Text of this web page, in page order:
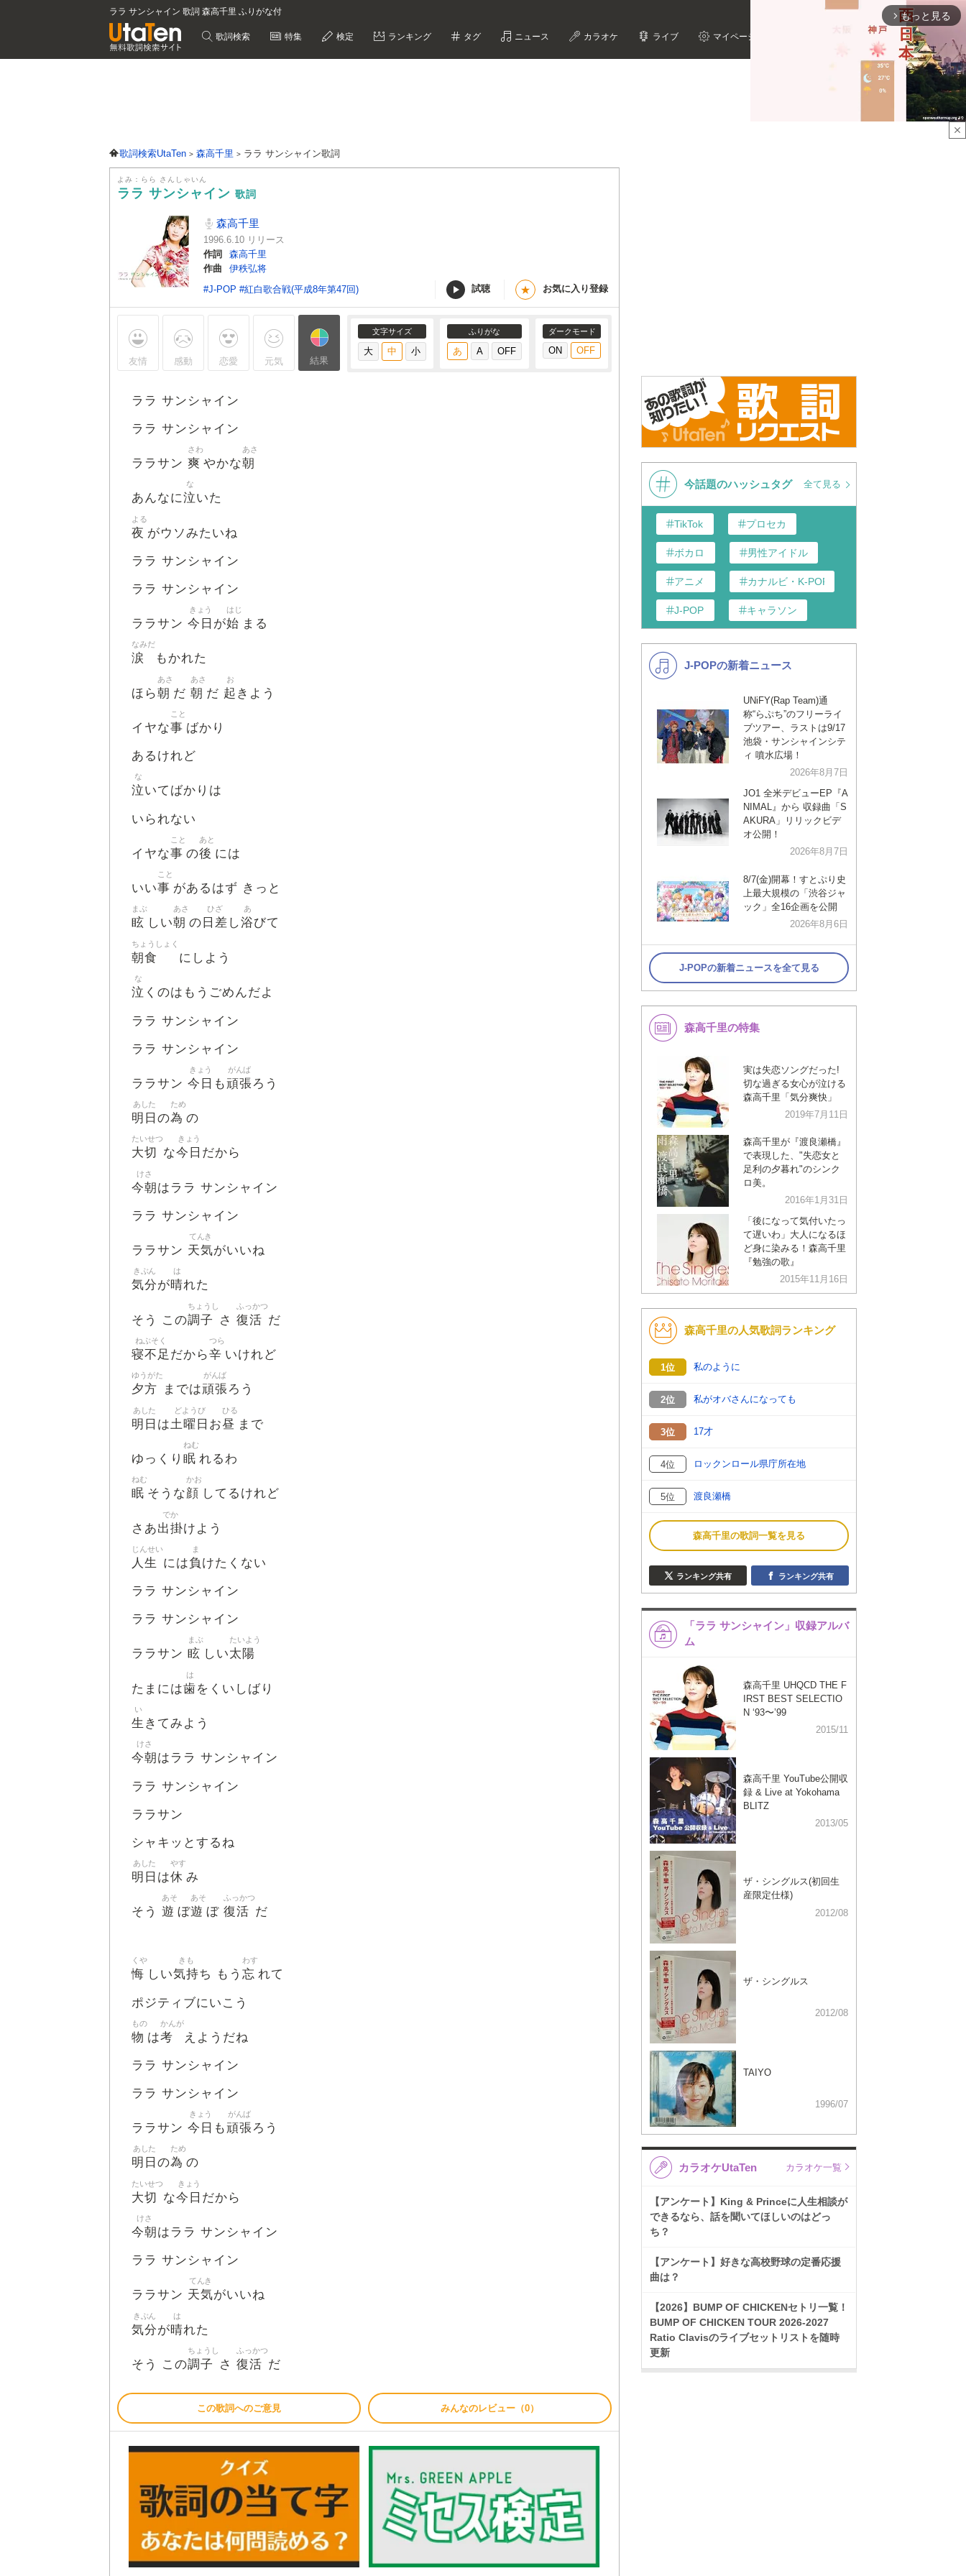
ララ サンシャイン 歌詞 森高千里 ふりがな付
歌詞検索 特集 検定 ランキング タグ ニュース カラオケ ライブ マイページ
歌詞検索UtaTen 森高千里 ララ サンシャイン歌詞
よみ：らら さんしゃいん
ララ サンシャイン 歌詞
森高千里
1996.6.10 リリース
作詞
森高千里
作曲
伊秩弘将
#J-POP #紅白歌合戦(平成8年第47回) 試聴 ★ お気に入り登録
友情 感動 恋愛 元気 結果
文字サイズ ふりがな ダークモード
ララ サンシャイン
ララ サンシャイン
ララサン 爽
さわ
やかな朝
あさ
あんなに泣
な
いた
夜
よる
がウソみたいね
ララ サンシャイン
ララ サンシャイン
ララサン 今日
きょう
が始
はじ
まる
涙
なみだ
もかれた
ほら朝
あさ
だ 朝
あさ
だ 起
お
きよう
イヤな事
こと
ばかり
あるけれど
泣
な
いてばかりは
いられない
イヤな事
こと
の後
あと
には
いい事
こと
があるはず きっと
眩
まぶ
しい朝
あさ
の 日差
ひざ
し浴
あ
びて
朝食
ちょうしょく
にしよう
泣
な
くのはもうごめんだよ
ララ サンシャイン
ララ サンシャイン
ララサン 今日
きょう
も頑張
がんば
ろう
明日
あした
の為
ため
の
大切
たいせつ
な今日
きょう
だから
今朝
けさ
はララ サンシャイン
ララ サンシャイン
ララサン 天気
てんき
がいいね
気分
きぶん
が晴
は
れた
そう この調子
ちょうし
さ 復活
ふっかつ
だ
寝不足
ねぶそく
だから辛
つら
いけれど
夕方
ゆうがた
までは頑張
がんば
ろう
明日
あした
は土曜日
どようび
お昼
ひる
まで
ゆっくり 眠
ねむ
れるわ
眠
ねむ
そうな顔
かお
してるけれど
さあ出掛
でか
けよう
人生
じんせい
には負
ま
けたくない
ララ サンシャイン
ララ サンシャイン
ララサン 眩
まぶ
しい太陽
たいよう
たまには歯
は
をくいしばり
生
い
きてみよう
今朝
けさ
はララ サンシャイン
ララ サンシャイン
ララサン
シャキッとするね
明日
あした
は休
やす
み
そう 遊
あそ
ぼ遊
あそ
ぼ 復活
ふっかつ
だ
悔
くや
しい気持
きも
ち もう 忘
わす
れて
ポジティブにいこう
物
もの
は考
かんが
えようだね
ララ サンシャイン
ララ サンシャイン
ララサン 今日
きょう
も頑張
がんば
ろう
明日
あした
の為
ため
の
大切
たいせつ
な今日
きょう
だから
今朝
けさ
はララ サンシャイン
ララ サンシャイン
ララサン 天気
てんき
がいいね
気分
きぶん
が晴
は
れた
そう この調子
ちょうし
さ 復活
ふっかつ
だ
この歌詞へのご意見 みんなのレビュー（0）
close
arrow_forward_ios もっと見る
今話題のハッシュタグ 全て見る
TikTok プロセカ
ボカロ 男性アイドル
アニメ カナルビ・K-POP和訳
J-POP キャラソン
K-POP バンド
洋楽
VTuber ディズニー
J-POPの新着ニュース
UNiFY(Rap Team)通
称“らぷち”のフリーライ
ブツアー、ラストは9/17
池袋・サンシャインシテ
ィ 噴水広場！
2026年8月7日
JO1 全米デビューEP『A
NIMAL』から 収録曲「S
AKURA」リリックビデ
オ公開！
2026年8月7日
8/7(金)開幕！すとぷり史
上最大規模の「渋谷ジャ
ック」全16企画を公開
2026年8月6日
J-POPの新着ニュースを全て見る
森高千里の特集
実は失恋ソングだった!
切な過ぎる女心が泣ける
森高千里「気分爽快」
2019年7月11日
森高千里が『渡良瀬橋』
で表現した、"失恋女と
足利の夕暮れ"のシンク
ロ美。
2016年1月31日
「後になって気付いたっ
て遅いわ」大人になるほ
ど身に染みる！森高千里
『勉強の歌』
2015年11月16日
森高千里の人気歌詞ランキング
1位 私のように
2位 私がオバさんになっても
3位 17才
4位 ロックンロール県庁所在地
5位 渡良瀬橋
森高千里の歌詞一覧を見る
ランキング共有 ランキング共有
「ララ サンシャイン」収録アルバ
ム
森高千里 UHQCD THE F
IRST BEST SELECTIO
N ‘93〜’99
2015/11
森高千里 YouTube公開収
録 & Live at Yokohama
BLITZ
2013/05
ザ・シングルス(初回生
産限定仕様)
2012/08
ザ・シングルス
2012/08
TAIYO
1996/07
カラオケUtaTen カラオケ一覧
【アンケート】King & Princeに人生相談が
できるなら、話を聞いてほしいのはどっ
ち？
【アンケート】好きな高校野球の定番応援
曲は？
【2026】BUMP OF CHICKENセトリ一覧！
BUMP OF CHICKEN TOUR 2026-2027
Ratio Clavisのライブセットリストを随時
更新